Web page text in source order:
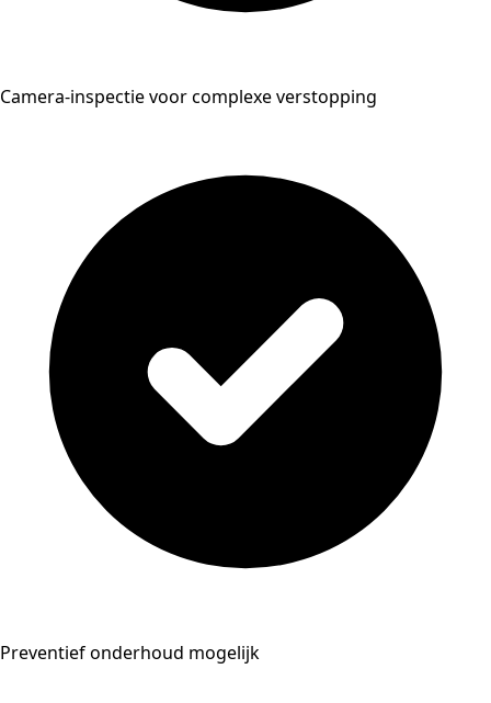
Camera-inspectie voor complexe verstopping
Preventief onderhoud mogelijk